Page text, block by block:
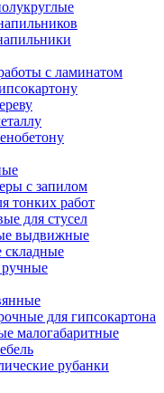
с ламинатом
с запилом
тонких работ
для стусел
выдвижные
для гипсокартона
малогабаритные
рубанки